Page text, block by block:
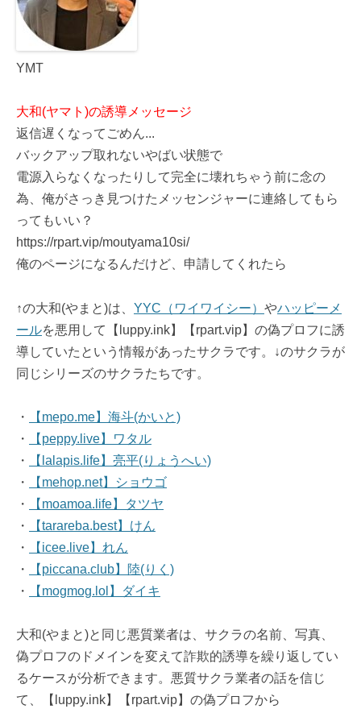
YMT
大和(ヤマト)の誘導メッセージ
返信遅くなってごめん...
バックアップ取れないやばい状態で
電源入らなくなったりして完全に壊れちゃう前に念の
為、俺がさっき見つけたメッセンジャーに連絡してもら
ってもいい？
https://rpart.vip/moutyama10si/
俺のページになるんだけど、申請してくれたら
↑の大和(やまと)は、 YYC（ワイワイシー） やハッピーメ
ールを悪用して【luppy.ink】【rpart.vip】の偽プロフに誘
導していたという情報があったサクラです。↓のサクラが
同じシリーズのサクラたちです。
・
【mepo.me】海斗(かいと)
・
【peppy.live】ワタル
・
【lalapis.life】亮平(りょうへい)
・
【mehop.net】ショウゴ
・
【moamoa.life】タツヤ
・
【tarareba.best】けん
・
【icee.live】れん
・
【piccana.club】陸(りく)
・
【mogmog.lol】ダイキ
大和(やまと)と同じ悪質業者は、サクラの名前、写真、
偽プロフのドメインを変えて詐欺的誘導を繰り返してい
るケースが分析できます。悪質サクラ業者の話を信じ
て、【luppy.ink】【rpart.vip】の偽プロフから